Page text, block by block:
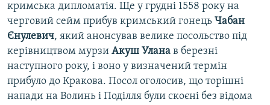
кримська дипломатія. Ще у грудні 1558 року на
черговий сейм прибув кримський гонець Чабан
Єнулевич, який анонсував велике посольство під
керівництвом мурзи Акуш Улана в березні
наступного року, і воно у визначений термін
прибуло до Кракова. Посол оголосив, що торішні
напади на Волинь і Поділля були скоєні без відома